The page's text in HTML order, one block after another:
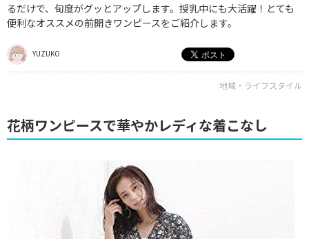
るだけで、旬度がグッとアップします。授乳中にも大活躍！とても
便利なオススメの前開きワンピースをご紹介します。
YUZUKO
地域・ライフスタイル
花柄ワンピースで華やかレディな着こなし